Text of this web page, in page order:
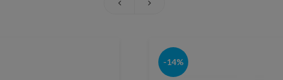
-14%